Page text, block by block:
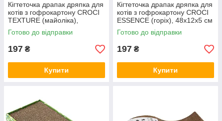
Кігтеточка драпак дряпка для
котів з гофрокартону CROCI
TEXTURE (майоліка),
48х12х5 см C6021580
Готово до відправки
197 ₴
Купити
Кігтеточка драпак дряпка для
котів з гофрокартону CROCI
ESSENCE (горіх), 48х12х5 см
C6021578
Готово до відправки
197 ₴
Купити